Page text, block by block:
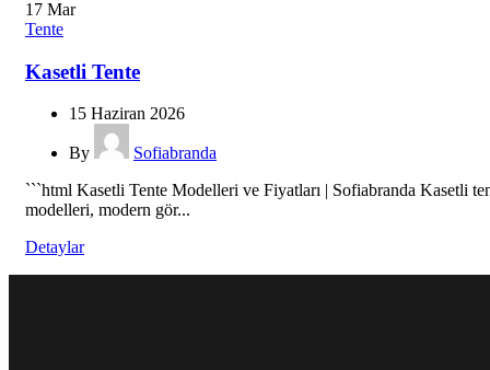
17 Mar
Tente
Kasetli Tente
15 Haziran 2026
By
Sofiabranda
```html Kasetli Tente Modelleri ve Fiyatları | Sofiabranda Kasetli
modelleri, modern gör...
Detaylar